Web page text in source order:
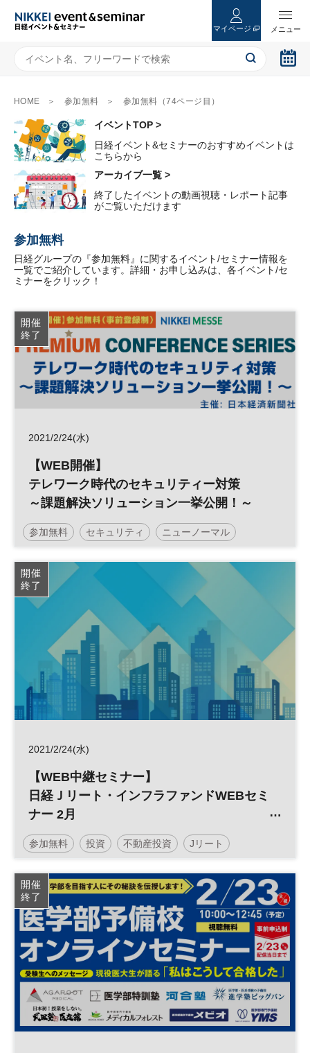
マイページ
HOME 参加無料 参加無料（74ページ目）
イベントTOP >
日経イベント&セミナーのおすすめイベントは
こちらから
アーカイブ一覧 >
終了したイベントの動画視聴・レポート記事
がご覧いただけます
参加無料
日経グループの『参加無料』に関するイベント/セミナー情報を
一覧でご紹介しています。詳細・お申し込みは、各イベント/セ
ミナーをクリック！
開催
終了
2021/2/24(水)
【WEB開催】
テレワーク時代のセキュリティー対策
～課題解決ソリューション一挙公開！～
参加無料 セキュリティ ニューノーマル
テレワーク
日経メッセプレミアム・カンファレンス・シリーズ
開催
終了
2021/2/24(水)
【WEB中継セミナー】
日経Ｊリート・インフラファンドWEBセミ
ナー 2月
～いま注目の投資法人が登壇！
参加無料 投資 不動産投資 Jリート
インフラファンド
平日夜開催
開催
終了